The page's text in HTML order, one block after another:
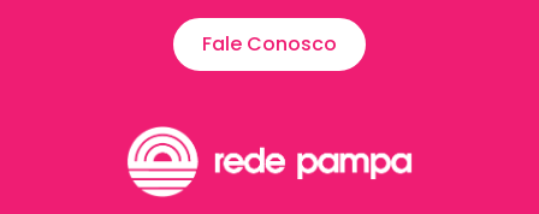
Fale Conosco